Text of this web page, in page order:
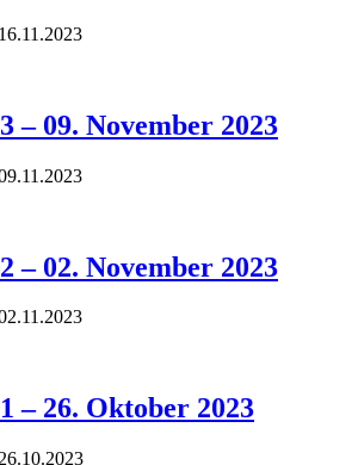
16.11.2023
– 09. November 2023
– 02. November 2023
– 26. Oktober 2023
26.10.2023